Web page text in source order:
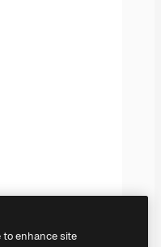
to enhance site